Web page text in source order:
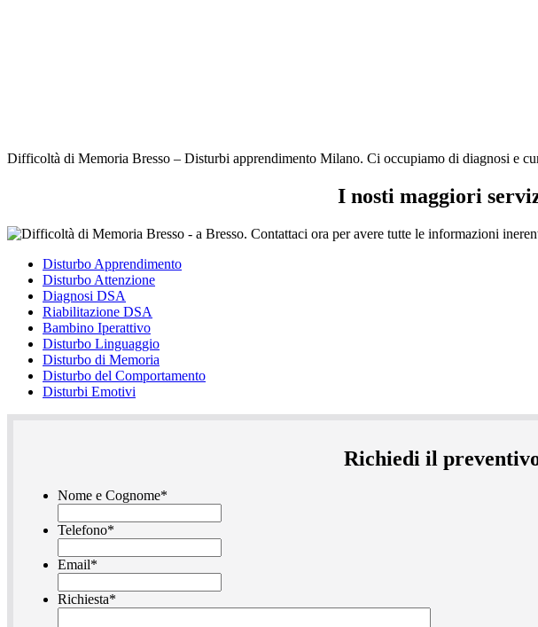
Difficoltà di Memoria Bresso – Disturbi apprendimento Milano. Ci occupiamo di diagnosi e
I nosti maggiori
Disturbo Apprendimento
Disturbo Attenzione
Diagnosi DSA
Riabilitazione DSA
Bambino Iperattivo
Disturbo Linguaggio
Disturbo di Memoria
Disturbo del Comportamento
Disturbi Emotivi
Richiedi il
Nome e Cognome*
Telefono*
Email*
Richiesta*